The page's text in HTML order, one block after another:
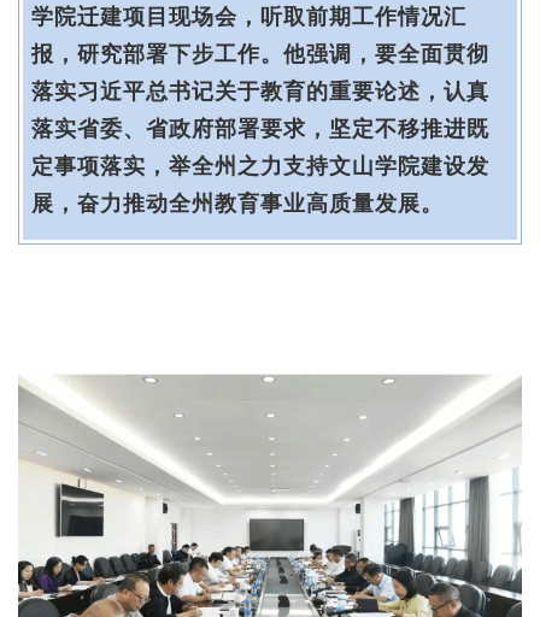
学院迁建项目现场会，听取前期工作情况汇
报，研究部署下步工作。他强调，要全面贯彻
落实习近平总书记关于教育的重要论述，认真
落实省委、省政府部署要求，坚定不移推进既
定事项落实，举全州之力支持文山学院建设发
展，奋力推动全州教育事业高质量发展。